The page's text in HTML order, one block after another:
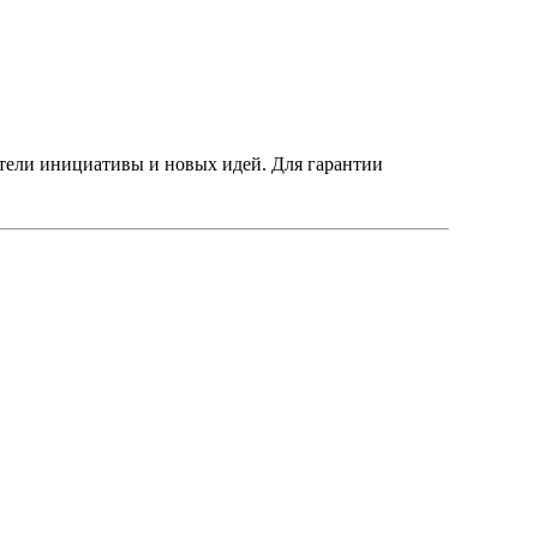
инициативы и новых идей. Для гарантии